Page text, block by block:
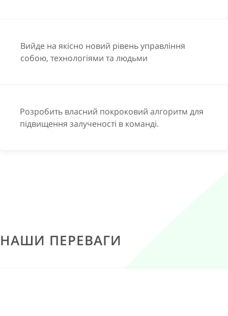
практичне розуміння залученості і дозволить
виробити власну стратегію залучення команди.
Вийде на якісно новий рівень управління
собою, технологіями та людьми
Розробить власний покроковий алгоритм для
підвищення залученості в команді.
НАШИ ПЕРЕВАГИ